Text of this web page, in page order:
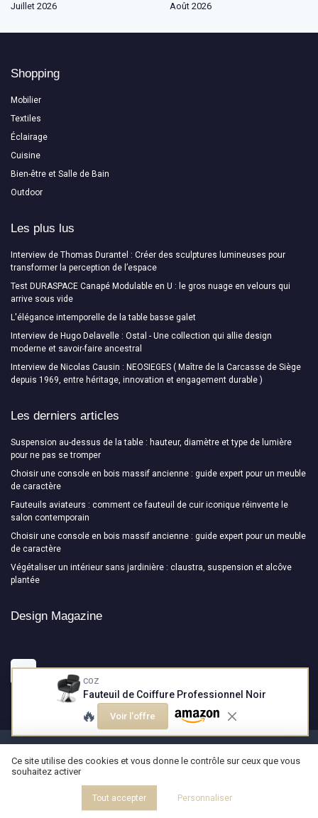
COZ
Fauteuil de Coiffure Professionnel Noir
🔥 Voir l'offre
Juillet 2026
Août 2026
Shopping
Mobilier
Textiles
Éclairage
Cuisine
Bien-être et Salle de Bain
Outdoor
Les plus lus
Interview de Thomas Durantel : Créer des sculptures lumineuses pour
transformer la perception de l’espace
Test DURASPACE Canapé Modulable en U : le gros nuage en velours qui
arrive sous vide
L'élégance intemporelle de la table basse galet
Interview de Hugo Delavelle : Ostal - Une collection qui allie design
moderne et savoir-faire ancestral
Interview de Nicolas Causin : NEOSIEGES ( Maître de la Carcasse de Siège
depuis 1969, entre héritage, innovation et engagement durable )
Les derniers articles
Suspension au-dessus de la table : hauteur, diamètre et type de lumière
pour ne pas se tromper
Choisir une console en bois massif ancienne : guide expert pour un meuble
de caractère
Fauteuils aviateurs : comment ce fauteuil de cuir iconique réinvente le
salon contemporain
Choisir une console en bois massif ancienne : guide expert pour un meuble
de caractère
Végétaliser un intérieur sans jardinière : claustra, suspension et alcôve
plantée
Design Magazine
Ce site utilise des cookies et vous donne le contrôle sur ceux que vous
souhaitez activer
Tout accepter Personnaliser